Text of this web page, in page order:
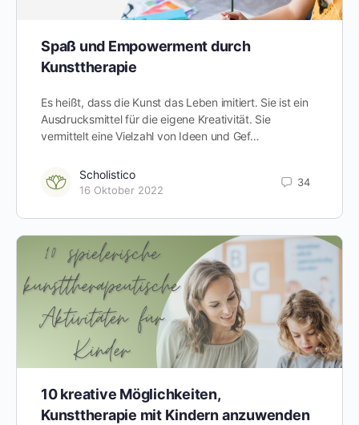
Spaß und Empowerment durch
Kunsttherapie
Es heißt, dass die Kunst das Leben imitiert. Sie ist ein
Ausdrucksmittel für die eigene Kreativität. Sie
vermittelt eine Vielzahl von Ideen und Gef…
Scholistico
16 Oktober 2022
34
10 kreative Möglichkeiten,
Kunsttherapie mit Kindern anzuwenden